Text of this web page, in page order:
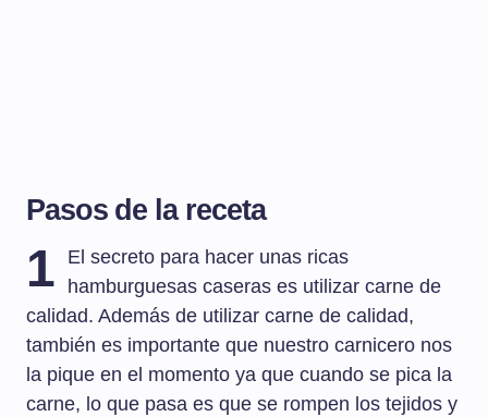
Pasos de la receta
1
El secreto para hacer unas ricas
hamburguesas caseras es utilizar carne de
calidad. Además de utilizar carne de calidad,
también es importante que nuestro carnicero nos
la pique en el momento ya que cuando se pica la
carne, lo que pasa es que se rompen los tejidos y